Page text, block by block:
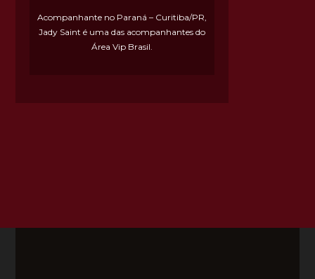
Acompanhante no Paraná – Curitiba/PR,
Jady Saint é uma das acompanhantes do
Área Vip Brasil.